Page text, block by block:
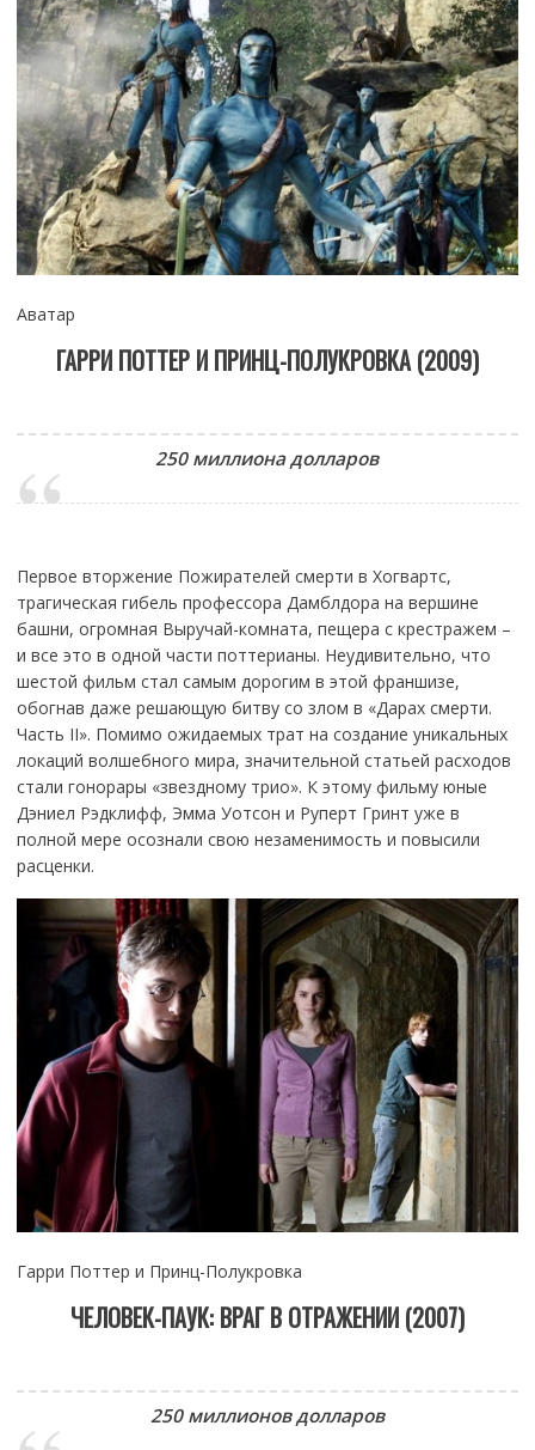
Аватар
ГАРРИ ПОТТЕР И ПРИНЦ-ПОЛУКРОВКА (2009)
250 миллиона долларов
Первое вторжение Пожирателей смерти в Хогвартс,
трагическая гибель профессора Дамблдора на вершине
башни, огромная Выручай-комната, пещера с крестражем –
и все это в одной части поттерианы. Неудивительно, что
шестой фильм стал самым дорогим в этой франшизе,
обогнав даже решающую битву со злом в «Дарах смерти.
Часть II». Помимо ожидаемых трат на создание уникальных
локаций волшебного мира, значительной статьей расходов
стали гонорары «звездному трио». К этому фильму юные
Дэниел Рэдклифф, Эмма Уотсон и Руперт Гринт уже в
полной мере осознали свою незаменимость и повысили
расценки.
Гарри Поттер и Принц-Полукровка
ЧЕЛОВЕК-ПАУК: ВРАГ В ОТРАЖЕНИИ (2007)
250 миллионов долларов